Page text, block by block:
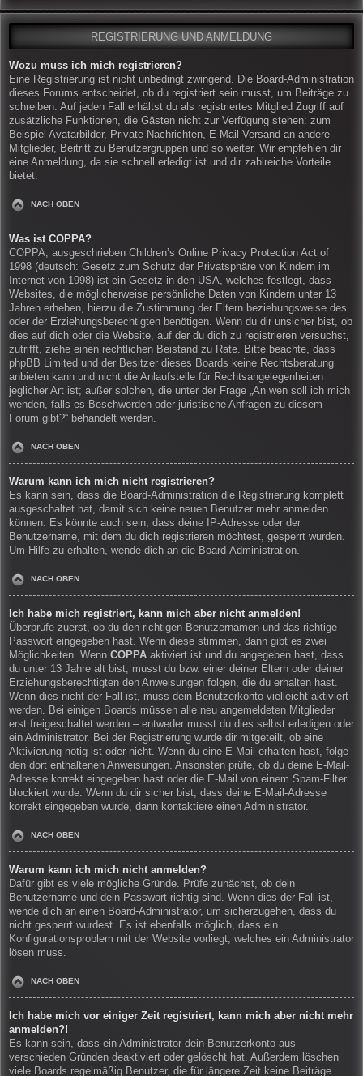
REGISTRIERUNG UND ANMELDUNG
Wozu muss ich mich registrieren?
Eine Registrierung ist nicht unbedingt zwingend. Die Board-Administration
dieses Forums entscheidet, ob du registriert sein musst, um Beiträge zu
schreiben. Auf jeden Fall erhältst du als registriertes Mitglied Zugriff auf
zusätzliche Funktionen, die Gästen nicht zur Verfügung stehen: zum
Beispiel Avatarbilder, Private Nachrichten, E-Mail-Versand an andere
Mitglieder, Beitritt zu Benutzergruppen und so weiter. Wir empfehlen dir
eine Anmeldung, da sie schnell erledigt ist und dir zahlreiche Vorteile
bietet.
NACH OBEN
Was ist COPPA?
COPPA, ausgeschrieben Children’s Online Privacy Protection Act of
1998 (deutsch: Gesetz zum Schutz der Privatsphäre von Kindern im
Internet von 1998) ist ein Gesetz in den USA, welches festlegt, dass
Websites, die möglicherweise persönliche Daten von Kindern unter 13
Jahren erheben, hierzu die Zustimmung der Eltern beziehungsweise des
oder der Erziehungsberechtigten benötigen. Wenn du dir unsicher bist, ob
dies auf dich oder die Website, auf der du dich zu registrieren versuchst,
zutrifft, ziehe einen rechtlichen Beistand zu Rate. Bitte beachte, dass
phpBB Limited und der Besitzer dieses Boards keine Rechtsberatung
anbieten kann und nicht die Anlaufstelle für Rechtsangelegenheiten
jeglicher Art ist; außer solchen, die unter der Frage „An wen soll ich mich
wenden, falls es Beschwerden oder juristische Anfragen zu diesem
Forum gibt?“ behandelt werden.
NACH OBEN
Warum kann ich mich nicht registrieren?
Es kann sein, dass die Board-Administration die Registrierung komplett
ausgeschaltet hat, damit sich keine neuen Benutzer mehr anmelden
können. Es könnte auch sein, dass deine IP-Adresse oder der
Benutzername, mit dem du dich registrieren möchtest, gesperrt wurden.
Um Hilfe zu erhalten, wende dich an die Board-Administration.
NACH OBEN
Ich habe mich registriert, kann mich aber nicht anmelden!
Überprüfe zuerst, ob du den richtigen Benutzernamen und das richtige
Passwort eingegeben hast. Wenn diese stimmen, dann gibt es zwei
Möglichkeiten. Wenn COPPA aktiviert ist und du angegeben hast, dass
du unter 13 Jahre alt bist, musst du bzw. einer deiner Eltern oder deiner
Erziehungsberechtigten den Anweisungen folgen, die du erhalten hast.
Wenn dies nicht der Fall ist, muss dein Benutzerkonto vielleicht aktiviert
werden. Bei einigen Boards müssen alle neu angemeldeten Mitglieder
erst freigeschaltet werden – entweder musst du dies selbst erledigen oder
ein Administrator. Bei der Registrierung wurde dir mitgeteilt, ob eine
Aktivierung nötig ist oder nicht. Wenn du eine E-Mail erhalten hast, folge
den dort enthaltenen Anweisungen. Ansonsten prüfe, ob du deine E-Mail-
Adresse korrekt eingegeben hast oder die E-Mail von einem Spam-Filter
blockiert wurde. Wenn du dir sicher bist, dass deine E-Mail-Adresse
korrekt eingegeben wurde, dann kontaktiere einen Administrator.
NACH OBEN
Warum kann ich mich nicht anmelden?
Dafür gibt es viele mögliche Gründe. Prüfe zunächst, ob dein
Benutzername und dein Passwort richtig sind. Wenn dies der Fall ist,
wende dich an einen Board-Administrator, um sicherzugehen, dass du
nicht gesperrt wurdest. Es ist ebenfalls möglich, dass ein
Konfigurationsproblem mit der Website vorliegt, welches ein Administrator
lösen muss.
NACH OBEN
Ich habe mich vor einiger Zeit registriert, kann mich aber nicht mehr
anmelden?!
Es kann sein, dass ein Administrator dein Benutzerkonto aus
verschieden Gründen deaktiviert oder gelöscht hat. Außerdem löschen
viele Boards regelmäßig Benutzer, die für längere Zeit keine Beiträge